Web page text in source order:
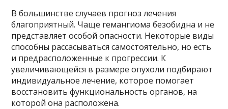
В большинстве случаев прогноз лечения
благоприятный. Чаще гемангиома безобидна и не
представляет особой опасности. Некоторые виды
способны рассасываться самостоятельно, но есть
и предрасположенные к прогрессии. К
увеличивающейся в размере опухоли подбирают
индивидуальное лечение, которое помогает
восстановить функциональность органов, на
которой она расположена.